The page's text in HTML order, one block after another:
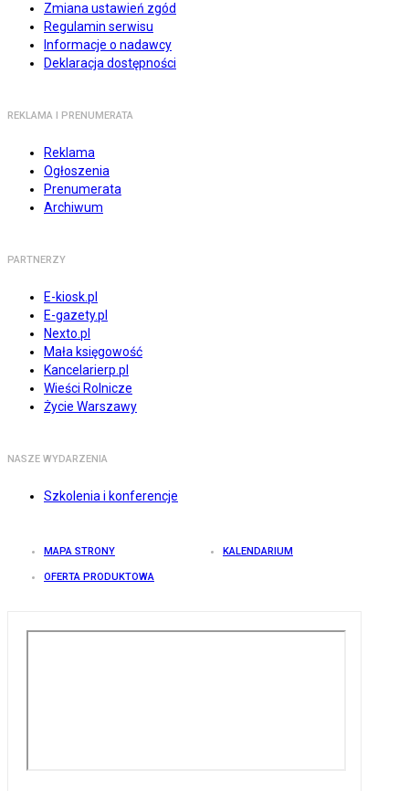
Zmiana ustawień zgód
Regulamin serwisu
Informacje o nadawcy
Deklaracja dostępności
REKLAMA I PRENUMERATA
Reklama
Ogłoszenia
Prenumerata
Archiwum
PARTNERZY
E-kiosk.pl
E-gazety.pl
Nexto.pl
Mała księgowość
Kancelarierp.pl
Wieści Rolnicze
Życie Warszawy
NASZE WYDARZENIA
Szkolenia i konferencje
MAPA STRONY KALENDARIUM
OFERTA PRODUKTOWA